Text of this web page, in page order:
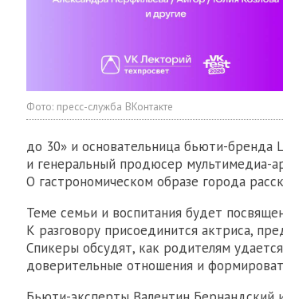
Фото: пресс-служба ВКонтакте
до 30» и основательница бьюти-бренда
и генеральный продюсер мультимедиа-
О гастрономическом образе города
Теме семьи и воспитания будет
К разговору присоединится актриса,
Спикеры обсудят, как родителям
доверительные отношения и